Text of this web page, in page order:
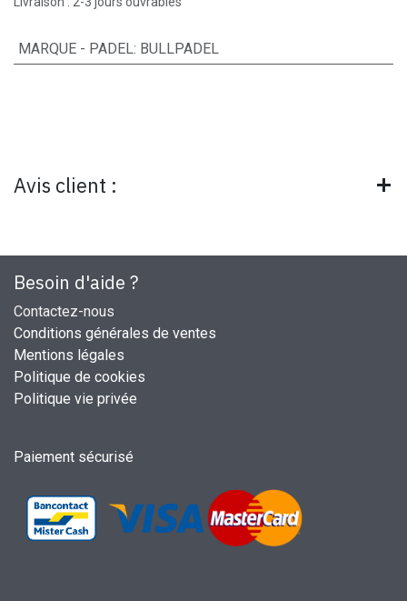
MARQUE - PADEL: BULLPADEL
Avis client :
Besoin d'aide ?
Contactez-nous
Conditions générales de ventes
Mentions légales
Politique de cookies
Politique vie privée
Paiement sécurisé